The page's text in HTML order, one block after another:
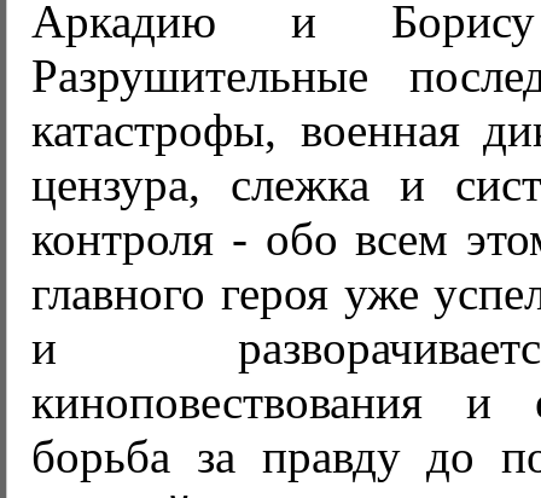
Аркадию и Борису
Разрушительные
катастрофы, военная
цензура, слежка и
контроля - обо всем
главного героя уже
и
киноповествования
борьба за правду до